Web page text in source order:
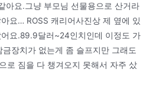
아요.그냥 부모님 선물용으로 산거라
요… ROSS 캐리어사진상 제 옆에 있
요.89.9달러~24인치인데 이정도 가
장치가 없는게 좀 슬프지만 그래도
로 짐을 다 챙겨오지 못해서 자주 샀